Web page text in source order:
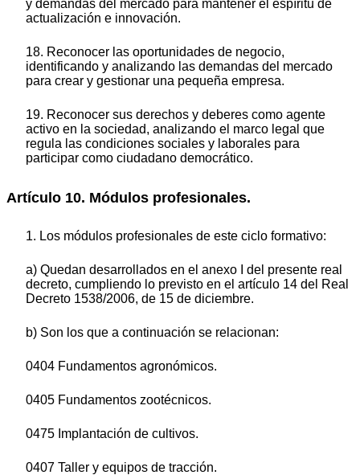
y demandas del mercado para mantener el espíritu de
actualización e innovación.
18. Reconocer las oportunidades de negocio,
identificando y analizando las demandas del mercado
para crear y gestionar una pequeña empresa.
19. Reconocer sus derechos y deberes como agente
activo en la sociedad, analizando el marco legal que
regula las condiciones sociales y laborales para
participar como ciudadano democrático.
Artículo 10. Módulos profesionales.
1. Los módulos profesionales de este ciclo formativo:
a) Quedan desarrollados en el anexo I del presente real
decreto, cumpliendo lo previsto en el artículo 14 del Real
Decreto 1538/2006, de 15 de diciembre.
b) Son los que a continuación se relacionan:
0404 Fundamentos agronómicos.
0405 Fundamentos zootécnicos.
0475 Implantación de cultivos.
0407 Taller y equipos de tracción.